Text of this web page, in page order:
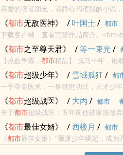
和微...
园全能高手》
《都市无敌医神》 /叶国士/ 都市
下载客户端，查看完整作品简介。<br>
不要忘记向您QQ群和微博里的朋友推荐
《都市之至尊天君》 / 等一束光/
【热血争霸， 都市
阅读 —————— 本书书友交
《都市超级少年》 / 雪域孤狂 / 都
一手夺命医术，一身绝世功法，天才少年自深山中而来。 生性腼腆的
师姐，保护各路美女，一路杀伐果断纵横
《都市超级战医》 / 大丙/ 都市
关于都市超级战医：五年前他被家族放
枪，穿过鲜血硝烟，重返都市 ！王者归
是爱。而我，除非白...
《都市最佳女婿》 /西楼月 / 都市
《都市最佳女婿》"颓废少年崛起，成为
扯上了关系，一个地方首富家的千金，